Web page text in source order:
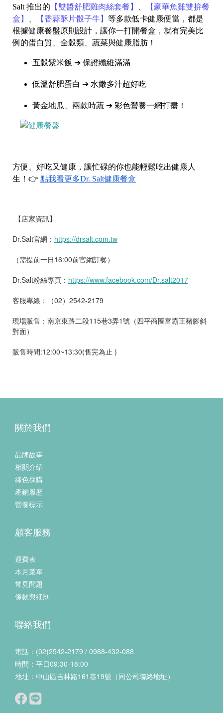
Salt 推出的 【雙醬舒肥雞肉絲套餐】
【豪華魚雞雙拚餐
盒】
【香蒜酥片骰子牛】 等多款低卡健康便當，都是
根據健康餐盤原則設計，讓你一打開餐盒，就有完美比
例的蛋白質、全穀類、蔬菜與健康脂肪！
五穀紫米飯 ➔ 保證纖維滿滿
低溫舒肥蛋白 ➔ 水嫩多汁超好吃
黃金地瓜、兩款時蔬 ➔ 彩色營養一網打盡！
方便、好吃又健康，讓忙碌的你也能輕鬆吃出健康人
生！👉 點我看更多Dr. Salt健康餐盒
【店家資訊】
Dr.Salt官網： https://drsalt.com.tw
（需提前一日16:00前官網訂餐）
Dr.Salt粉絲專頁： https://www.facebook.com/Dr.salt2017
客服專線：（02）2542-2179
現場販售：南京東路二段115巷3弄1號（四平商圈富霸王豬腳斜
對面）
販售時間:12:00~13:30(售完為止 )
關於我們
品牌故事
相關介紹
綠色採購
產銷履歷
營養標示
顧客服務
運費表
本月菜單
常見問題
條款與細則
聯絡我們
電話：(02)2542-2179 / 0988-432-088
時間：平日09:30-18:00
地址：中山區吉林路161巷19號（同公司聯絡地址）